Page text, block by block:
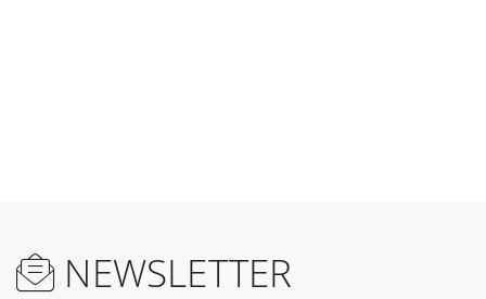
NEWSLETTER